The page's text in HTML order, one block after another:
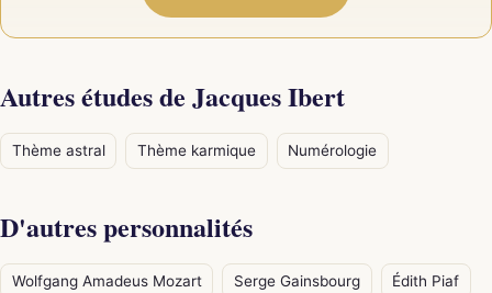
Autres études de Jacques Ibert
Thème astral Thème karmique Numérologie
D'autres personnalités
Wolfgang Amadeus Mozart Serge Gainsbourg Édith Piaf